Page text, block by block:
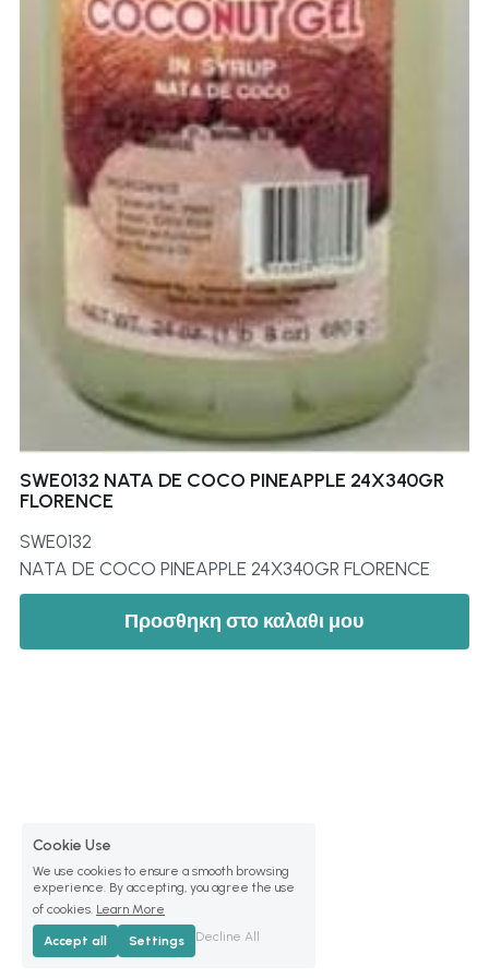
SWE0132 NATA DE COCO PINEAPPLE 24X340GR
FLORENCE
SWE0132
NATA DE COCO PINEAPPLE 24X340GR FLORENCE
Προσθηκη στο καλαθι μου
Cookie Use
We use cookies to ensure a smooth browsing
experience. By accepting, you agree the use
of cookies. Learn More
Accept all Settings Decline All